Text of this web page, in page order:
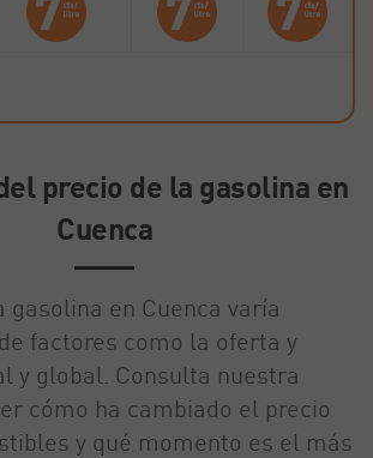
precio de la gasolina en
Cuenca
gasolina en Cuenca varía
factores como la oferta y
y global. Consulta nuestra
cómo ha cambiado el precio
y qué momento es el más